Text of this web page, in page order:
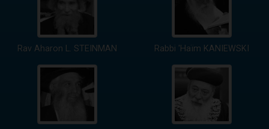
Rav Aharon L. STEINMAN Rabbi 'Haïm KANIEWSKI